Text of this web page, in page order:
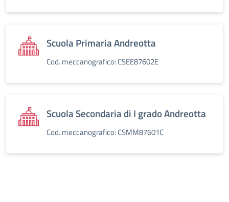
Scuola Primaria Andreotta
Cod. meccanografico: CSEE87602E
Scuola Secondaria di I grado Andreotta
Cod. meccanografico: CSMM87601C